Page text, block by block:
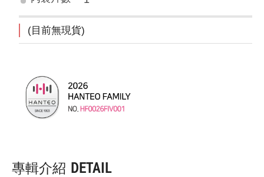
(目前無現貨)
專輯介紹 DETAIL